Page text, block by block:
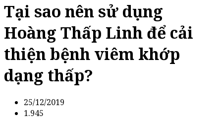
Tại sao nên sử dụng
Hoàng Thấp Linh để cải
thiện bệnh viêm khớp
dạng thấp?
25/12/2019
1.945